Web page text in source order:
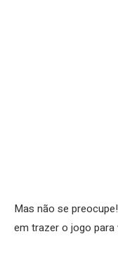
Mas não se
em trazer o jogo